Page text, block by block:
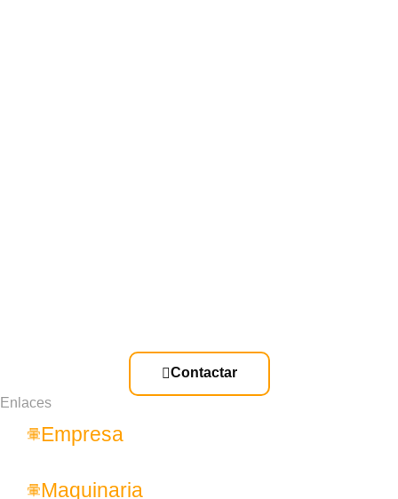
Contactar
Enlaces
Empresa
Maquinaria